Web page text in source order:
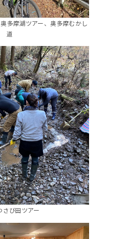
多摩湖ツアー、奥多摩むかし
道
さび田ツアー